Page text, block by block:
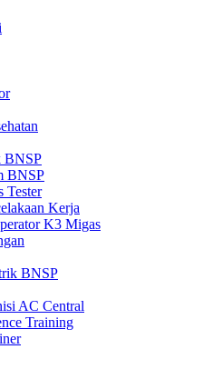
BNSP
BNSP
Tester
Kerja
K3 Migas
BNSP
AC Central
Training